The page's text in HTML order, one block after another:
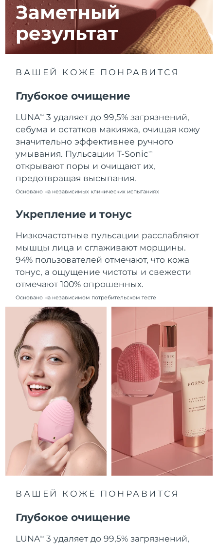
Заметный
результат
ВАШЕЙ КОЖЕ ПОНРАВИТСЯ
Глубокое очищение
LUNATM
3 удаляет до 99,5% загрязнений,
себума и остатков макияжа, очищая кожу
значительно эффективнее ручного
умывания. Пульсации T-SonicTM
открывают поры и очищают их,
предотвращая высыпания.
Основано на независимых клинических испытаниях
Укрепление и тонус
Низкочастотные пульсации расслабляют
мышцы лица и сглаживают морщины.
94% пользователей отмечают, что кожа
тонус, а ощущение чистоты и свежести
отмечают 100% опрошенных.
Основано на независимом потребительском тесте
ВАШЕЙ КОЖЕ ПОНРАВИТСЯ
Глубокое очищение
LUNATM
3 удаляет до 99,5% загрязнений,
Израиль
Ожидаемая дата доставки
8/16/26
Италия
Ожидаемая дата доставки
Джерси
8/17/26
Казахстан
Ожидаемая дата доставки
Кувейт
Ожидаемая дата доставки
Ливан
8/13/26
Литва
Ожидаемая дата доставки
8/12/26
Люксембург
Ожидаемая дата доставки
Макао (САР)
Ожидаемая дата доставки
Малайзия
Ожидаемая дата доставки
Мальта
Ожидаемая дата доставки
8/12/26
Мексика
Ожидаемая дата доставки
8/16/26
Монако
Ожидаемая дата доставки
8/13/26
Нидерланды
Ожидаемая дата доставки
8/12/26
Новая Зеландия
Ожидаемая дата доставки
Норвегия
Ожидаемая дата доставки